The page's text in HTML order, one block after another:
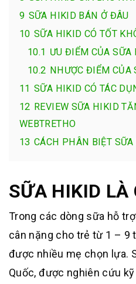
9 SỮA HIKID BÁN Ở ĐÂU
10 SỮA HIKID CÓ TỐT
10.1 ƯU ĐIỂM CỦA SỮA
10.2 NHƯỢC ĐIỂM CỦA
11 SỮA HIKID CÓ TÁC
12 REVIEW SỮA HIKID
WEBTRETHO
13 CÁCH PHÂN BIỆT
SỮA HIKID LÀ
Trong các dòng sữa hỗ
cân nặng cho trẻ từ 1 – 9
được nhiều mẹ chọn lựa.
Quốc, được nghiên cứu